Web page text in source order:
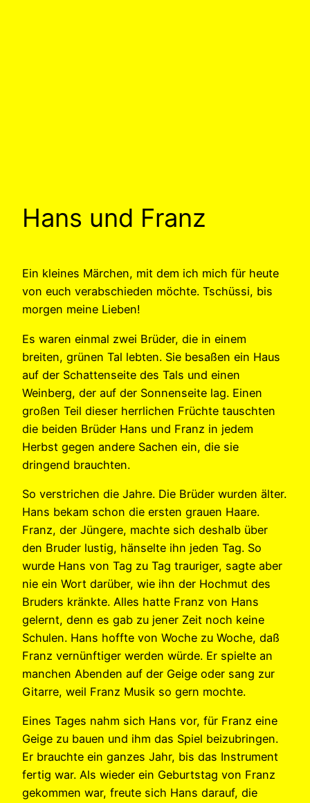
Hans und Franz
Ein kleines Märchen, mit dem ich mich für heute
von euch verabschieden möchte. Tschüssi, bis
morgen meine Lieben!
Es waren einmal zwei Brüder, die in einem
breiten, grünen Tal lebten. Sie besaßen ein Haus
auf der Schattenseite des Tals und einen
Weinberg, der auf der Sonnenseite lag. Einen
großen Teil dieser herrlichen Früchte tauschten
die beiden Brüder Hans und Franz in jedem
Herbst gegen andere Sachen ein, die sie
dringend brauchten.
So verstrichen die Jahre. Die Brüder wurden älter.
Hans bekam schon die ersten grauen Haare.
Franz, der Jüngere, machte sich deshalb über
den Bruder lustig, hänselte ihn jeden Tag. So
wurde Hans von Tag zu Tag trauriger, sagte aber
nie ein Wort darüber, wie ihn der Hochmut des
Bruders kränkte. Alles hatte Franz von Hans
gelernt, denn es gab zu jener Zeit noch keine
Schulen. Hans hoffte von Woche zu Woche, daß
Franz vernünftiger werden würde. Er spielte an
manchen Abenden auf der Geige oder sang zur
Gitarre, weil Franz Musik so gern mochte.
Eines Tages nahm sich Hans vor, für Franz eine
Geige zu bauen und ihm das Spiel beizubringen.
Er brauchte ein ganzes Jahr, bis das Instrument
fertig war. Als wieder ein Geburtstag von Franz
gekommen war, freute sich Hans darauf, die